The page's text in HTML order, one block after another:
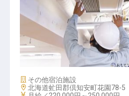
施設管理（フルタイム）
施設業態
その他宿泊施設
勤務地
北海道虻田郡倶知安町花園78-5